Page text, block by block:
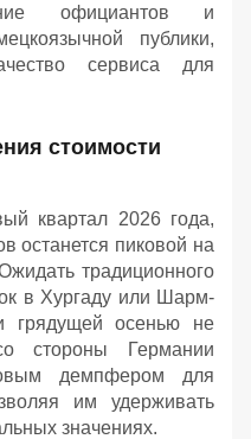
официантов и
публики,
сервиса для
стоимости
квартал 2026 года,
останется пиковой на
традиционного
в Хургаду или Шарм-
грядущей осенью не
стороны Германии
демпфером для
им удерживать
значениях.